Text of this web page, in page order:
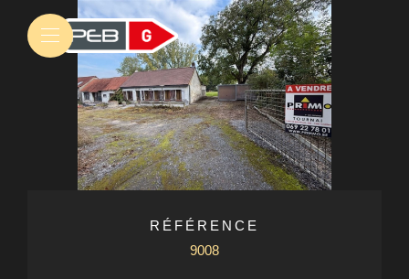
RÉFÉRENCE
9008